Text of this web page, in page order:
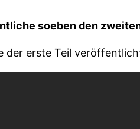
soeben den
der erste Teil